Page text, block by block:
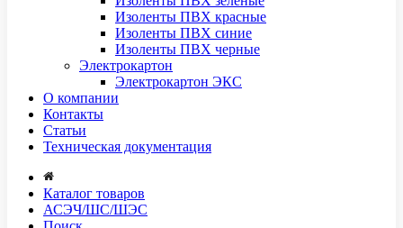
Изоленты ПВХ красные
Изоленты ПВХ синие
Изоленты ПВХ черные
Электрокартон
Электрокартон ЭКС
О компании
Контакты
Статьи
Техническая документация
Каталог товаров
АСЭЧ/ШС/ШЭС